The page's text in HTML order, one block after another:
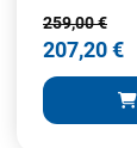
259,00 €
207,20 €